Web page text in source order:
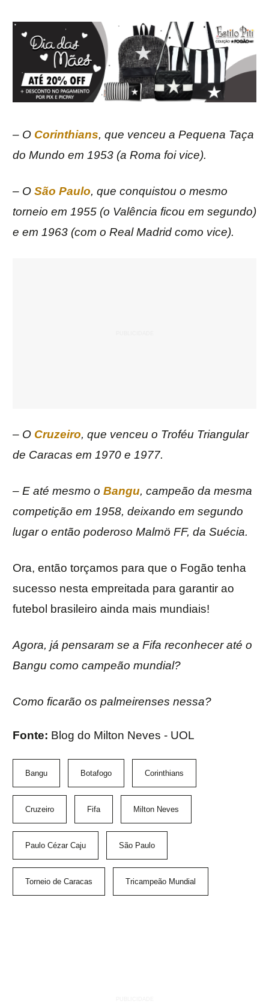
– O Corinthians, que venceu a Pequena Taça
do Mundo em 1953 (a Roma foi vice).
– O São Paulo, que conquistou o mesmo
torneio em 1955 (o Valência ficou em segundo)
e em 1963 (com o Real Madrid como vice).
– O Cruzeiro, que venceu o Troféu Triangular
de Caracas em 1970 e 1977.
– E até mesmo o Bangu, campeão da mesma
competição em 1958, deixando em segundo
lugar o então poderoso Malmö FF, da Suécia.
Ora, então torçamos para que o Fogão tenha
sucesso nesta empreitada para garantir ao
futebol brasileiro ainda mais mundiais!
Agora, já pensaram se a Fifa reconhecer até o
Bangu como campeão mundial?
Como ficarão os palmeirenses nessa?
Fonte: Blog do Milton Neves - UOL
Bangu Botafogo Corinthians
Cruzeiro Fifa Milton Neves
Paulo Cézar Caju São Paulo
Torneio de Caracas Tricampeão Mundial